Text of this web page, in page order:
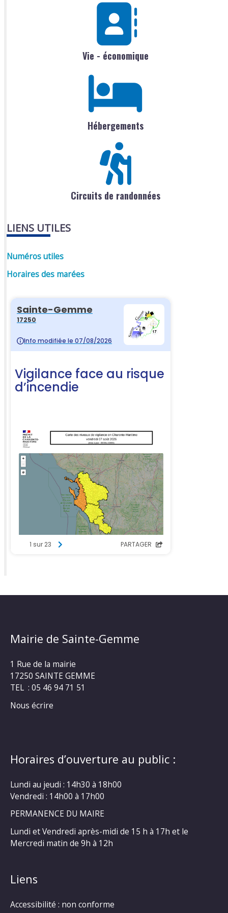
Vie - économique
Hébergements
Circuits de randonnées
LIENS UTILES
Numéros utiles
Horaires des marées
Mairie de Sainte-Gemme
1 Rue de la mairie
17250 SAINTE GEMME
TEL : 05 46 94 71 51
Nous écrire
Horaires d’ouverture au public :
Lundi au jeudi : 14h30 à 18h00
Vendredi : 14h00 à 17h00
PERMANENCE DU MAIRE
Lundi et Vendredi après-midi de 15 h à 17h et le
Mercredi matin de 9h à 12h
Liens
Accessibilité : non conforme